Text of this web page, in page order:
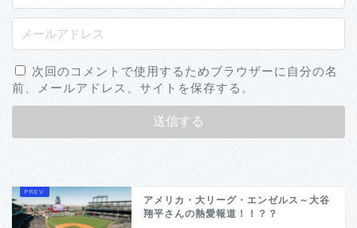
次回のコメントで使用するためブラウザーに自分の名
前、メールアドレス、サイトを保存する。
アメリカ・大リーグ・エンゼルス～大谷
翔平さんの熱愛報道！！？？